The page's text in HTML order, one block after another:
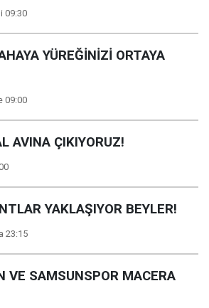
09:30
YÜREĞİNİZİ ORTAYA
09:00
AVINA ÇIKIYORUZ!
YAKLAŞIYOR BEYLER!
23:15
VE SAMSUNSPOR MACERA